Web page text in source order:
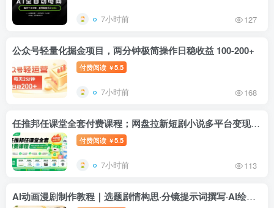
7小时前 127
公众号轻量化掘金项目，两分钟极简操作日稳收益 100-200+
付费阅读 ￥5.5
7小时前 168
任推邦任课堂全套付费课程；网盘拉新短剧小说多平台变现，从入门到高阶零基础也能轻松上手实操
付费阅读 ￥5.5
7小时前 113
AI动画漫剧制作教程｜选题剧情构思·分镜提示词撰写·AI绘图配音·2D动画制作·剪映实操完成完整漫剧成片